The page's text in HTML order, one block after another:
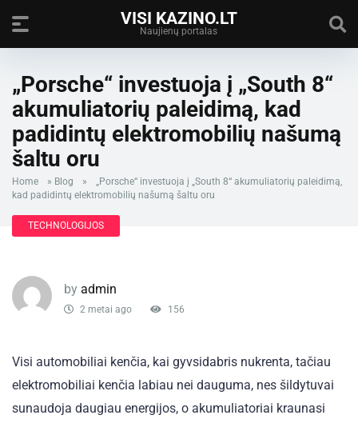
VISI KAZINO.LT
Naujienų portalas
„Porsche“ investuoja į „South 8“
akumuliatorių paleidimą, kad
padidintų elektromobilių našumą
šaltu oru
Home » Blog »
„Porsche“ investuoja į „South 8“ akumuliatorių paleidimą,
kad padidintų elektromobilių našumą šaltu oru
TECHNOLOGIJOS
by admin
2 metai ago 156
Visi automobiliai kenčia, kai gyvsidabris nukrenta, tačiau
elektromobiliai kenčia labiau nei dauguma, nes šildytuvai
sunaudoja daugiau energijos, o akumuliatoriai kraunasi